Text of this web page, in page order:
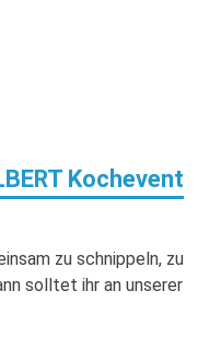
Kochevent
zu schnippeln, zu
solltet ihr an unserer